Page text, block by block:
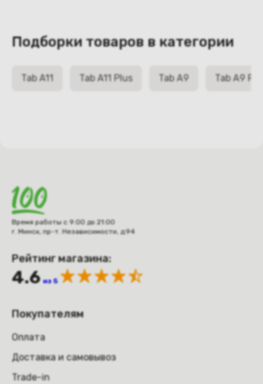
Подборки товаров в категории
Tab A11 Tab A11 Plus Tab A9 Tab A9
Время работы с 9:00 до 21:00
г. Минск, пр-т. Независимости, д.94
Рейтинг магазина:
4.6 из 5
Покупателям
Оплата
Доставка и самовывоз
Trade-in